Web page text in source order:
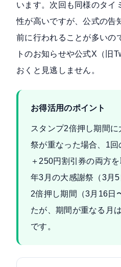
います。次回も同様のタイ
性が高いですが、公式の告
前に行われることが多いの
トのお知らせや公式X（旧
おくと見逃しません。
お得活用のポイント
スタンプ2倍押し期間
祭が重なった場合、1
＋250円割引券の両方
年3月の大感謝祭（3月
2倍押し期間（3月16日
たが、期間が重なる月
です。